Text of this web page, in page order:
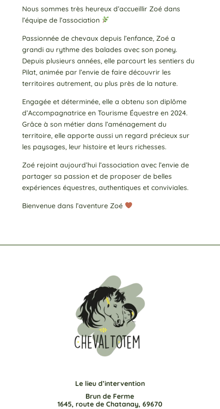
Nous sommes très heureux d’accueillir Zoé dans
l’équipe de l’association
Passionnée de chevaux depuis l’enfance, Zoé a
grandi au rythme des balades avec son poney.
Depuis plusieurs années, elle parcourt les sentiers du
Pilat, animée par l’envie de faire découvrir les
territoires autrement, au plus près de la nature.
Engagée et déterminée, elle a obtenu son diplôme
d’Accompagnatrice en Tourisme Équestre en 2024.
Grâce à son métier dans l’aménagement du
territoire, elle apporte aussi un regard précieux sur
les paysages, leur histoire et leurs richesses.
Zoé rejoint aujourd’hui l’association avec l’envie de
partager sa passion et de proposer de belles
expériences équestres, authentiques et conviviales.
Bienvenue dans l’aventure Zoé
Le lieu d’intervention
Brun de Ferme
1645, route de Chatanay, 69670